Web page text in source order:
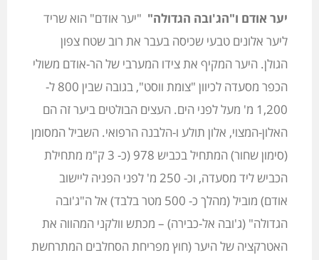
יער אודם ו"הג'ובה הגדולה" "יער אודם" הוא שריד
ליער אלונים טבעי שכיסה בעבר את רוב שטח צפון
הגולן. היער המקיף את צידו המערבי של הר-אודם משולי
הכפר מסעדה לכיוון "צומת ווסט", בגובה שבין 800 ל-
1,200 מ' מעל לפני הים. העצים הבולטים ביער זה הם
האלון-המצוי, אלון תולע ו-הלבנה הרפואי. השביל המסומן
(סימון שחור) המתחיל בכביש 978 (כ- 3 ק"מ מתחילת
הכביש ליד מסעדה, וכ- 250 מ' לפני הפניה ליישוב
אודם) מוביל (מהלך כ- 500 מטר בלבד) אל ה"ג'ובה
הגדולה" (ג'ובה אל-כבירה) – מכתש וולקני המהווה את
האטרקציה של היער (חוץ מפריחת הסחלבים המתרחשת